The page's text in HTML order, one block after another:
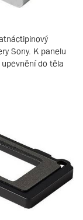
Sony. K panelu
do těla